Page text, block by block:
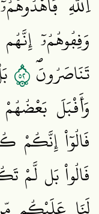
وَقِفُوهُمُۥٓ
تَنَاصَرُونَۖ٢٥
وَأَقْبَلَ
قَالُوٓاْ إِنَّكُمْ
قَالُواْ بَل لَّمْ